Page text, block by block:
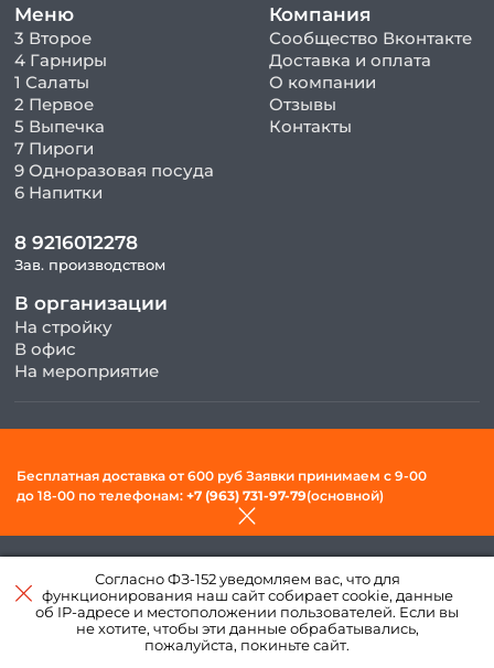
Меню
3 Второе
4 Гарниры
1 Салаты
2 Первое
5 Выпечка
7 Пироги
9 Одноразовая посуда
6 Напитки
Компания
Сообщество Вконтакте
Доставка и оплата
О компании
Отзывы
Контакты
8 9216012278
Зав. производством
В организации
На стройку
В офис
На мероприятие
Политика конфиденциальности и обработки персональных
данных
агентстве«Пегас»
Согласно ФЗ-152 уведомляем вас, что для
функционирования наш сайт собирает cookie, данные
об IP-адресе и местоположении пользователей. Если вы
не хотите, чтобы эти данные обрабатывались,
пожалуйста, покиньте сайт.
Бесплатная доставка от 600 руб Заявки принимаем c 9-00
до 18-00 по телефонам: +7 (963) 731-97-79(основной)